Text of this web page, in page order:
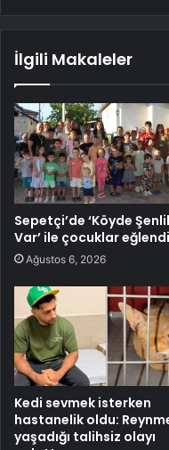
İlgili Makaleler
Sepetçi’de ‘Köyde
Var’ ile çocuklar eğlendi
Ağustos 6, 2026
Kedi sevmek isterken
hastanelik oldu:
yaşadığı talihsiz olayı